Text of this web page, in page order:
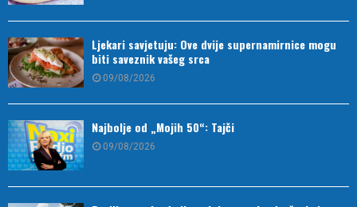
Ljekari savjetuju: Ove dvije supernamirnice mogu
biti saveznik vašeg srca
09/08/2026
Najbolje od „Mojih 50“: Tajči
09/08/2026